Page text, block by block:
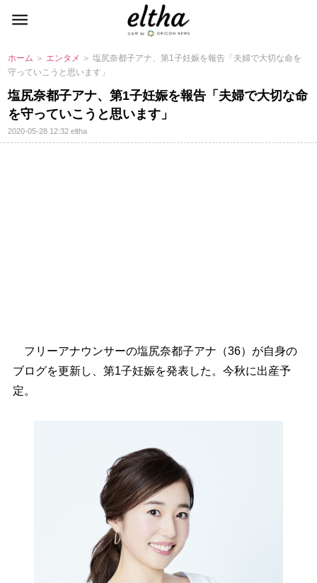
ホーム ＞ エンタメ ＞ 塩尻奈都子アナ、第1子妊娠を報告「夫婦で大切な命を
守っていこうと思います」
塩尻奈都子アナ、第1子妊娠を報告「夫婦で大切な命
を守っていこうと思います」
2020-05-28 12:32eltha
フリーアナウンサーの塩尻奈都子アナ（36）が自身の
ブログを更新し、第1子妊娠を発表した。今秋に出産予
定。